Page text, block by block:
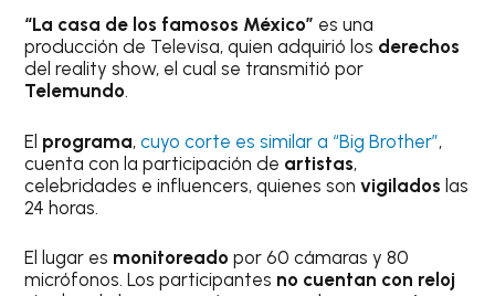
“La casa de los famosos México” es una
producción de Televisa, quien adquirió los derechos
del reality show, el cual se transmitió por
Telemundo.
El programa,cuyo corte es similar a “Big Brother”,
cuenta con la participación de artistas,
celebridades e influencers, quienes sonvigiladoslas
24 horas.
El lugar es monitoreadopor 60 cámaras y 80
micrófonos. Los participantes no cuentan con reloj